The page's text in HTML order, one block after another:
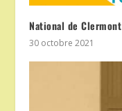
National de Clermont
30 octobre 2021